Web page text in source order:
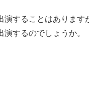
演することはあります
するのでしょうか。